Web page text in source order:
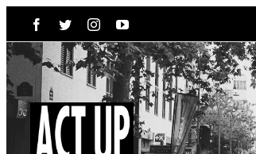
Passer
contenu
Facebook
TwitterInstagramYouTube